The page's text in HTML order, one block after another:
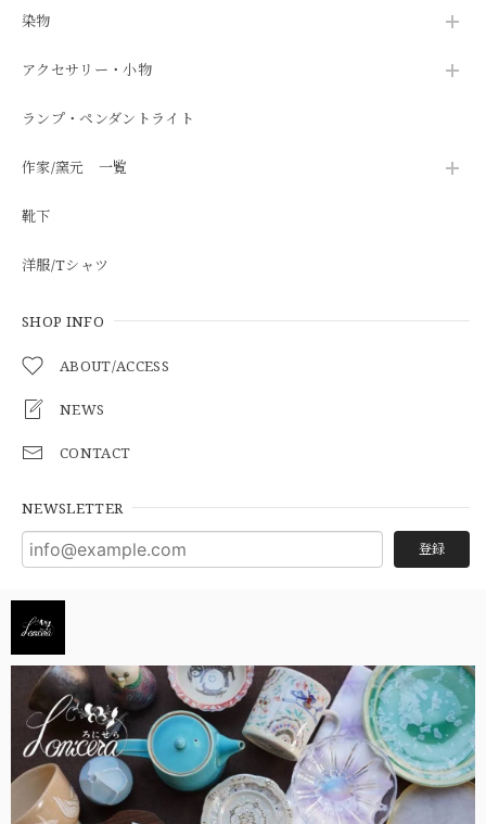
染物
アクセサリー・小物
ランプ・ペンダントライト
作家/窯元 一覧
靴下
洋服/Tシャツ
SHOP INFO
ABOUT/ACCESS
NEWS
CONTACT
NEWSLETTER
登録